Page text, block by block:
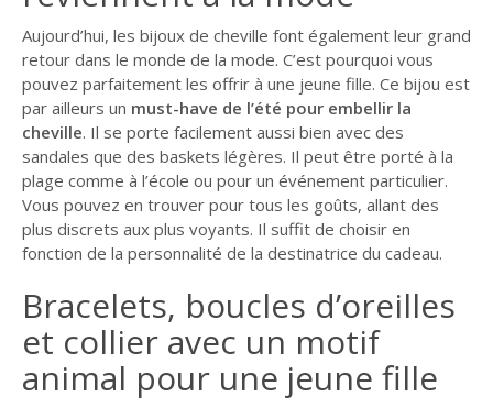
Aujourd’hui, les bijoux de cheville font également leur grand
retour dans le monde de la mode. C’est pourquoi vous
pouvez parfaitement les offrir à une jeune fille. Ce bijou est
par ailleurs un must-have de l’été pour embellir la
cheville. Il se porte facilement aussi bien avec des
sandales que des baskets légères. Il peut être porté à la
plage comme à l’école ou pour un événement particulier.
Vous pouvez en trouver pour tous les goûts, allant des
plus discrets aux plus voyants. Il suffit de choisir en
fonction de la personnalité de la destinatrice du cadeau.
Bracelets, boucles d’oreilles
et collier avec un motif
animal pour une jeune fille